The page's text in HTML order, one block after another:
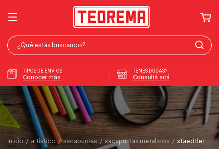
TIPOS DE ENVIOS
Conocer más
TENES DUDAS?
Consultá acá
inicio / artistico / sacapuntas / sacapuntas metalicos / staedtler